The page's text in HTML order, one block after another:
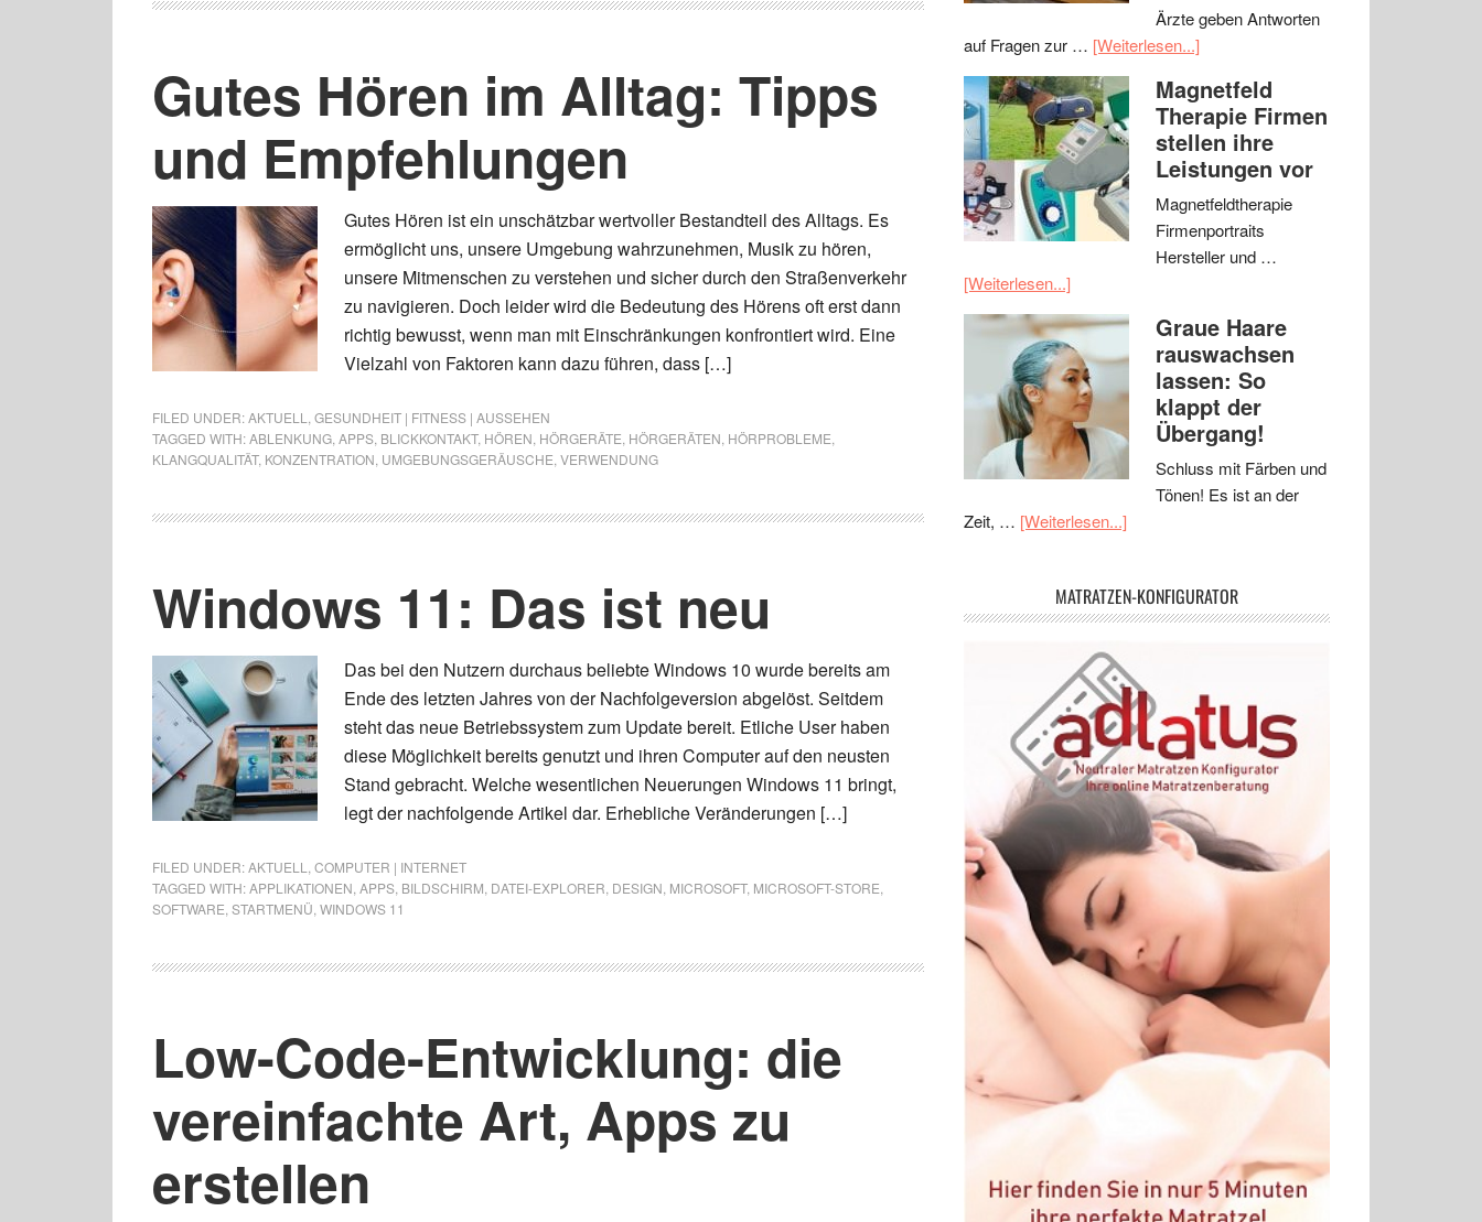
Gutes Hören im Alltag: Tipps
und Empfehlungen
Gutes Hören ist ein unschätzbar wertvoller Bestandteil des Alltags. Es
ermöglicht uns, unsere Umgebung wahrzunehmen, Musik zu hören,
unsere Mitmenschen zu verstehen und sicher durch den Straßenverkehr
zu navigieren. Doch leider wird die Bedeutung des Hörens oft erst dann
richtig bewusst, wenn man mit Einschränkungen konfrontiert wird. Eine
Vielzahl von Faktoren kann dazu führen, dass […]
FILED UNDER:AKTUELL
GESUNDHEIT | FITNESS | AUSSEHEN
TAGGED WITH:ABLENKUNG APPS BLICKKONTAKT, HÖREN HÖRGERÄTE HÖRGERÄTEN HÖRPROBLEME
KLANGQUALITÄT, KONZENTRATION UMGEBUNGSGERÄUSCHE VERWENDUNG
Windows 11: Das ist neu
Das bei den Nutzern durchaus beliebte Windows 10 wurde bereits am
Ende des letzten Jahres von der Nachfolgeversion abgelöst. Seitdem
steht das neue Betriebssystem zum Update bereit. Etliche User haben
diese Möglichkeit bereits genutzt und ihren Computer auf den neusten
Stand gebracht. Welche wesentlichen Neuerungen Windows 11 bringt,
legt der nachfolgende Artikel dar. Erhebliche Veränderungen […]
FILED UNDER:AKTUELL
COMPUTER | INTERNET
TAGGED WITH:APPLIKATIONEN APPS BILDSCHIRM DATEI-EXPLORER DESIGN MICROSOFT, MICROSOFT-STORE
SOFTWARE STARTMENÜ WINDOWS 11
Low-Code-Entwicklung: die
vereinfachte Art, Apps zu
erstellen
Ärzte geben Antworten
auf Fragen zur … [Weiterlesen...]
Magnetfeld
Therapie Firmen
stellen ihre
Leistungen vor
Magnetfeldtherapie
Firmenportraits
Hersteller und …
[Weiterlesen...]
Graue Haare
rauswachsen
lassen: So
klappt der
Übergang!
Schluss mit Färben und
Tönen! Es ist an der
Zeit, … [Weiterlesen...]
MATRATZEN-KONFIGURATOR